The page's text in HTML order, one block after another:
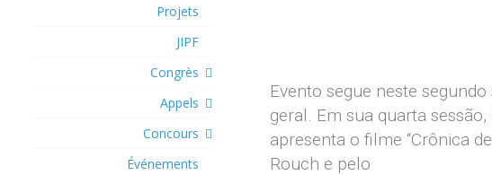
Projets
JIPF
Congrès
Appels
Concours
Événements
Evento segue neste
geral. Em sua quarta
apresenta o filme “Crônica
Rouch e pelo